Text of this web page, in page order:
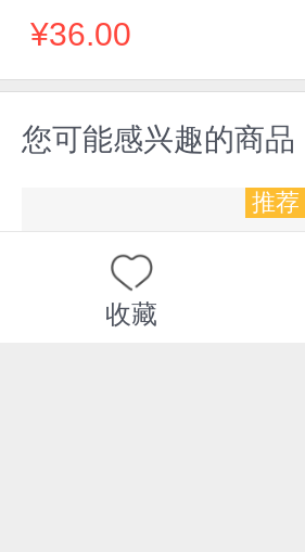
¥36.00
您可能感兴趣的商品
推荐
收藏